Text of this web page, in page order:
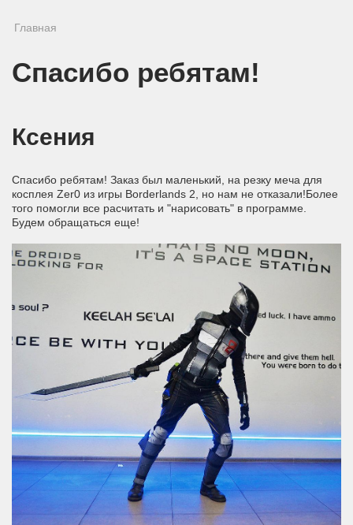
Вы здесь
Главная
Спасибо ребятам!
Ксения
Спасибо ребятам! Заказ был маленький, на резку меча для
косплея Zer0 из игры Borderlands 2, но нам не отказали!Более
того помогли все расчитать и "нарисовать" в программе.
Будем обращаться еще!